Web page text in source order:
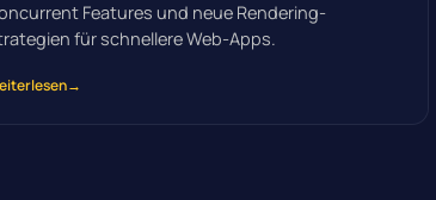
Features und neue Rendering-
für schnellere Web-Apps.
→